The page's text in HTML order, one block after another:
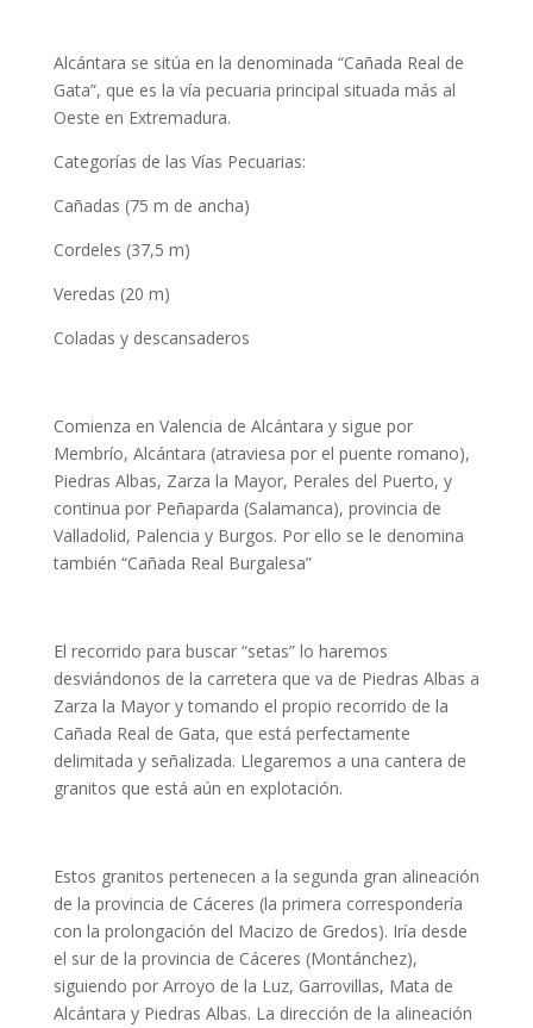
Alcántara se sitúa en la denominada “Cañada Real de
Gata”, que es la vía pecuaria principal situada más al
Oeste en Extremadura.
Categorías de las Vías Pecuarias:
Cañadas (75 m de ancha)
Cordeles (37,5 m)
Veredas (20 m)
Coladas y descansaderos
Comienza en Valencia de Alcántara y sigue por
Membrío, Alcántara (atraviesa por el puente romano),
Piedras Albas, Zarza la Mayor, Perales del Puerto, y
continua por Peñaparda (Salamanca), provincia de
Valladolid, Palencia y Burgos. Por ello se le denomina
también “Cañada Real Burgalesa”
El recorrido para buscar “setas” lo haremos
desviándonos de la carretera que va de Piedras Albas a
Zarza la Mayor y tomando el propio recorrido de la
Cañada Real de Gata, que está perfectamente
delimitada y señalizada. Llegaremos a una cantera de
granitos que está aún en explotación.
Estos granitos pertenecen a la segunda gran alineación
de la provincia de Cáceres (la primera correspondería
con la prolongación del Macizo de Gredos). Iría desde
el sur de la provincia de Cáceres (Montánchez),
siguiendo por Arroyo de la Luz, Garrovillas, Mata de
Alcántara y Piedras Albas. La dirección de la alineación